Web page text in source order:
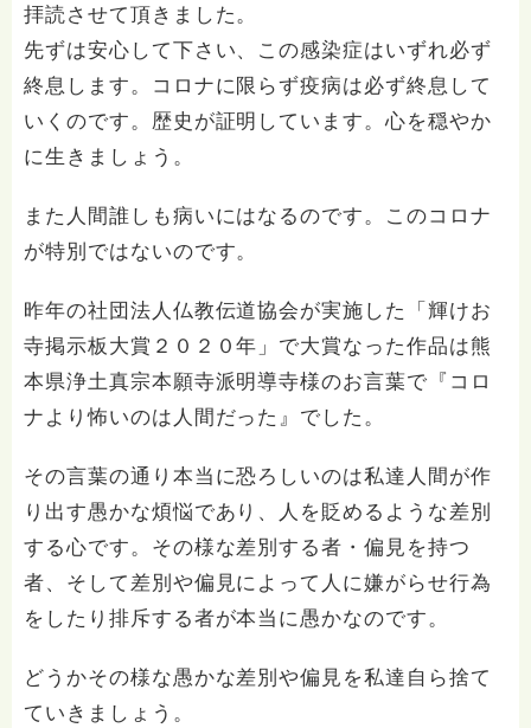
拝読させて頂きました。
先ずは安心して下さい、この感染症はいずれ必ず
終息します。コロナに限らず疫病は必ず終息して
いくのです。歴史が証明しています。心を穏やか
に生きましょう。
また人間誰しも病いにはなるのです。このコロナ
が特別ではないのです。
昨年の社団法人仏教伝道協会が実施した「輝けお
寺掲示板大賞２０２０年」で大賞なった作品は熊
本県浄土真宗本願寺派明導寺様のお言葉で『コロ
ナより怖いのは人間だった』でした。
その言葉の通り本当に恐ろしいのは私達人間が作
り出す愚かな煩悩であり、人を貶めるような差別
する心です。その様な差別する者・偏見を持つ
者、そして差別や偏見によって人に嫌がらせ行為
をしたり排斥する者が本当に愚かなのです。
どうかその様な愚かな差別や偏見を私達自ら捨て
ていきましょう。